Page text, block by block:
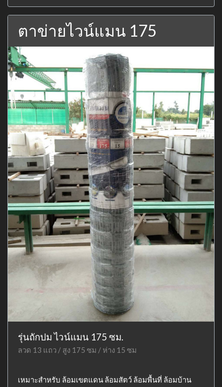
ตาข่ายไวน์แมน 175
รุ่นถักปม ไวน์แมน 175 ซม.
ลวด 13 แถว / สูง 175 ซม / ห่าง 15 ซม
เหมาะสำหรับ ล้อมเขตแดน ล้อมสัตว์ ล้อมพื้นที่ ล้อมบ้าน